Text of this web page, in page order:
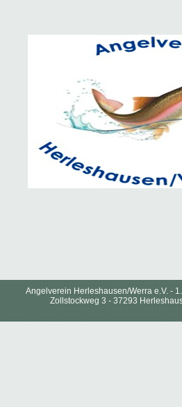
Angelverein Herleshausen/Werra e.V. -
Zollstockweg 3 - 37293